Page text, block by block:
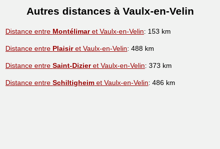
Autres distances à Vaulx-en-Velin
Distance entre Montélimaret Vaulx-en-Velin: 153 km
Distance entre Plaisiret Vaulx-en-Velin: 488 km
Distance entreSaint-Dizieret Vaulx-en-Velin: 373 km
Distance entreSchiltigheim et Vaulx-en-Velin: 486 km